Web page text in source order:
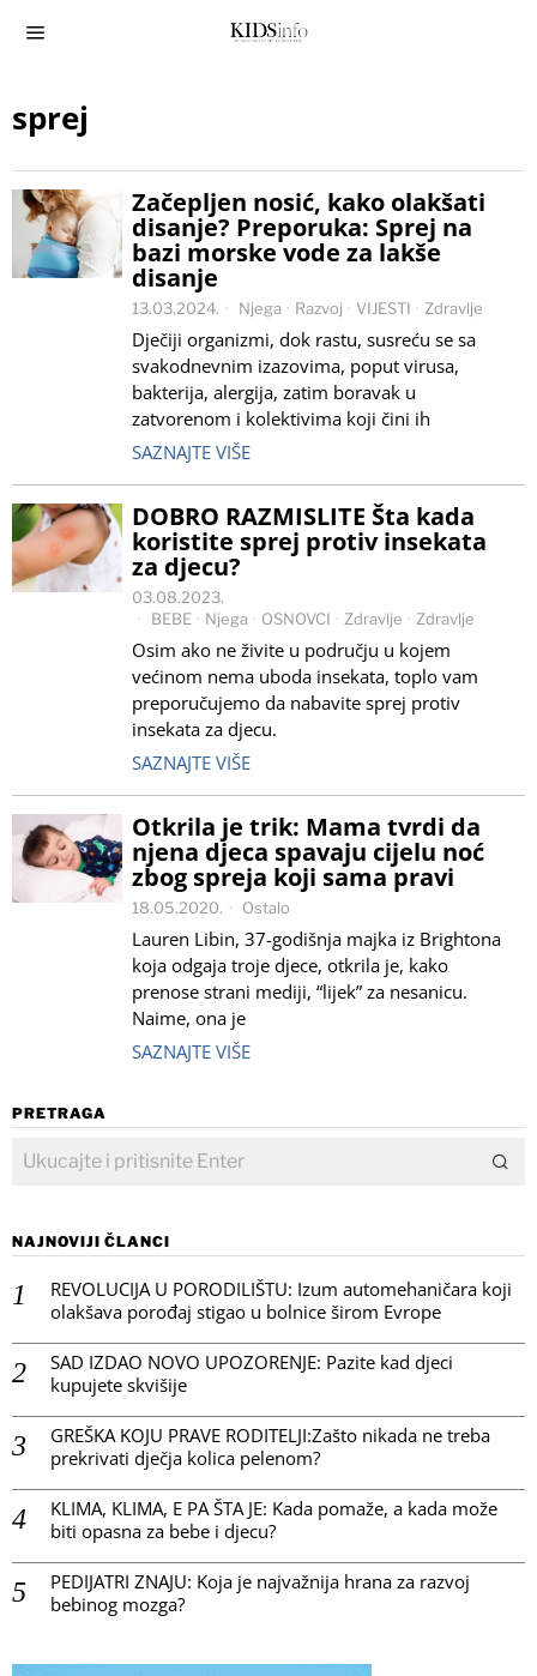
sprej
Začepljen nosić, kako olakšati
disanje? Preporuka: Sprej na
bazi morske vode za lakše
disanje
13.03.2024. Njega · Razvoj · VIJESTI · Zdravlje
Dječiji organizmi, dok rastu, susreću se sa
svakodnevnim izazovima, poput virusa,
bakterija, alergija, zatim boravak u
zatvorenom i kolektivima koji čini ih
SAZNAJTE VIŠE
DOBRO RAZMISLITE Šta kada
koristite sprej protiv insekata
za djecu?
03.08.2023.
BEBE · Njega · OSNOVCI · Zdravlje · Zdravlje
Osim ako ne živite u području u kojem
većinom nema uboda insekata, toplo vam
preporučujemo da nabavite sprej protiv
insekata za djecu.
SAZNAJTE VIŠE
Otkrila je trik: Mama tvrdi da
njena djeca spavaju cijelu noć
zbog spreja koji sama pravi
18.05.2020. Ostalo
Lauren Libin, 37-godišnja majka iz Brightona
koja odgaja troje djece, otkrila je, kako
prenose strani mediji, “lijek” za nesanicu.
Naime, ona je
SAZNAJTE VIŠE
PRETRAGA
NAJNOVIJI ČLANCI
REVOLUCIJA U PORODILIŠTU: Izum automehaničara koji
olakšava porođaj stigao u bolnice širom Evrope
SAD IZDAO NOVO UPOZORENJE: Pazite kad djeci
kupujete skvišije
GREŠKA KOJU PRAVE RODITELJI:Zašto nikada ne treba
prekrivati dječja kolica pelenom?
KLIMA, KLIMA, E PA ŠTA JE: Kada pomaže, a kada može
biti opasna za bebe i djecu?
PEDIJATRI ZNAJU: Koja je najvažnija hrana za razvoj
bebinog mozga?